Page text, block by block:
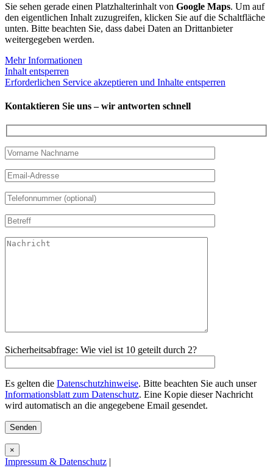
Sie sehen gerade einen Platzhalterinhalt von Google Maps. Um auf
den eigentlichen Inhalt zuzugreifen, klicken Sie auf die Schaltfläche
unten. Bitte beachten Sie, dass dabei Daten an Drittanbieter
weitergegeben werden.
Mehr Informationen
Inhalt entsperren
Erforderlichen Service akzeptieren und Inhalte entsperren
Kontaktieren Sie uns – wir antworten schnell
Sicherheitsabfrage: Wie viel ist 10 geteilt durch 2?
Es gelten die Datenschutzhinweise. Bitte beachten Sie auch unser
Informationsblatt zum Datenschutz. Eine Kopie dieser Nachricht
wird automatisch an die angegebene Email gesendet.
×
Impressum & Datenschutz |